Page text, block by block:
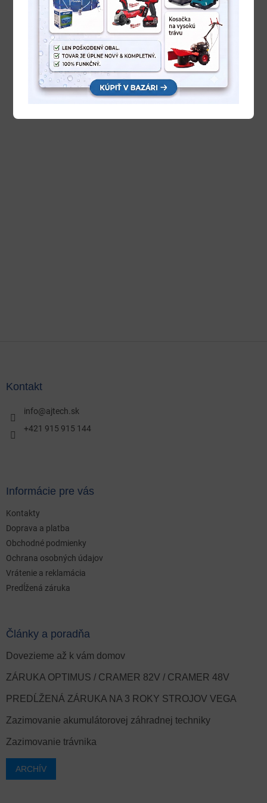
Kontakt
info@ajtech.sk
+421 915 915 144
Informácie pre vás
Kontakty
Doprava a platba
Obchodné podmienky
Ochrana osobných údajov
Vrátenie a reklamácia
Predĺžená záruka
Články a poradňa
Dovezieme až k vám domov
ZÁRUKA OPTIMUS / CRAMER 82V / CRAMER 48V
PREDĹŽENÁ ZÁRUKA NA 3 ROKY STROJOV VEGA
Zazimovanie akumulátorovej záhradnej techniky
Zazimovanie trávnika
ARCHÍV